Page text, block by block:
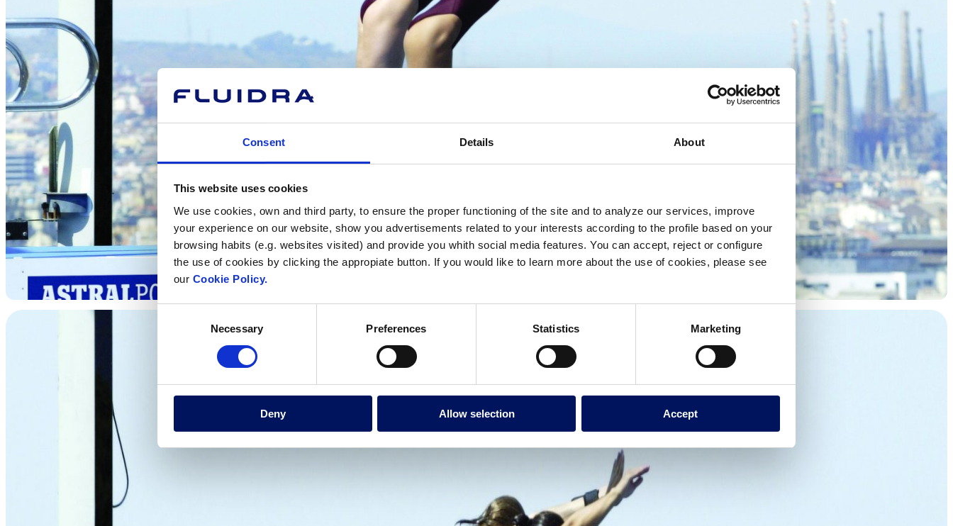
Consent Details About
This website uses cookies
We use cookies, own and third party, to ensure the proper functioning of the site and to analyze our services, improve
your experience on our website, show you advertisements related to your interests according to the profile based on your
browsing habits (e.g. websites visited) and provide you whith social media features. You can accept, reject or configure
the use of cookies by clicking the appropiate button. If you would like to learn more about the use of cookies, please see
our Cookie Policy.
Consent
Necessary Preferences Statistics Marketing
Deny Allow selection Accept